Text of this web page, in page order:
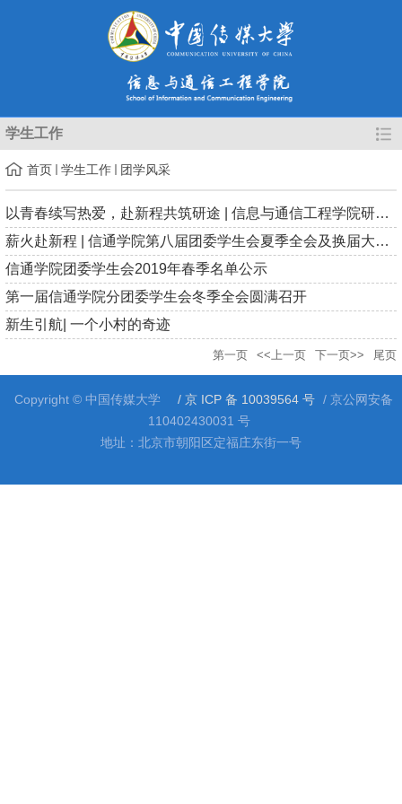
学生工作
首页 学生工作 团学风采
以青春续写热爱，赴新程共筑研途 | 信息与通信工程学院研究生会...
薪火赴新程 | 信通学院第八届团委学生会夏季全会及换届大会顺利...
信通学院团委学生会2019年春季名单公示
第一届信通学院分团委学生会冬季全会圆满召开
新生引航| 一个小村的奇迹
第一页 <<上一页 下一页>> 尾页
Copyright © 中国传媒大学 / 京 ICP 备 10039564 号 / 京公网安备
110402430031 号
地址：北京市朝阳区定福庄东街一号